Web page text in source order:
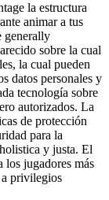
la estructura
animar a tus
generally
sobre la cual
la cual pueden
datos personales y
tecnología sobre
autorizados. La
de protección
para la
y justa. El
los jugadores más
a privilegios